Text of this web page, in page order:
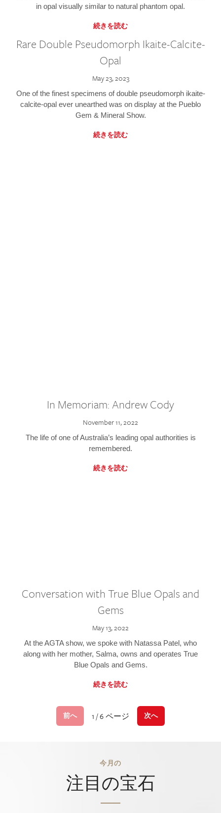
in opal visually similar to natural phantom opal.
続きを読む
Rare Double Pseudomorph Ikaite-Calcite-
Opal
May 23, 2023
One of the finest specimens of double pseudomorph ikaite-
calcite-opal ever unearthed was on display at the Pueblo
Gem & Mineral Show.
続きを読む
In Memoriam: Andrew Cody
November 11, 2022
The life of one of Australia’s leading opal authorities is
remembered.
続きを読む
Conversation with True Blue Opals and
Gems
May 13, 2022
At the AGTA show, we spoke with Natassa Patel, who
along with her mother, Salma, owns and operates True
Blue Opals and Gems.
続きを読む
前へ 1 / 6 ページ 次へ
今月の
注目の宝石